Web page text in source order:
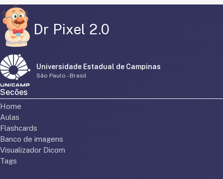
Dr Pixel 2.0
Universidade Estadual de Campinas
São Paulo - Brasil
Secões
Home
Aulas
Flashcards
Banco de imagens
Visualizador Dicom
Tags